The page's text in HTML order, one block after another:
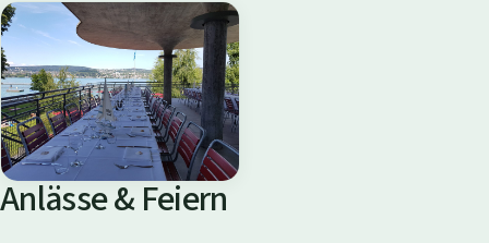
B
a
d
i
W
o
l
Anlässe & Feiern